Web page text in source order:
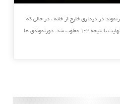
در دیداری خارج از خانه ، در حالی که
تا دقایق پایانی از کلن پیش بود ، در نهایت با نتیجه ۲-۱ مغلوب شد. دورتموندی ها